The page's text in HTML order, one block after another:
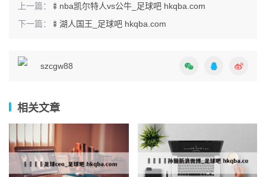
上一篇：
🍢nba凯尔特人vs公牛_足球吧 hkqba.com
下一篇：
🍢湖人国王_足球吧 hkqba.com
szcgw88
相关文章